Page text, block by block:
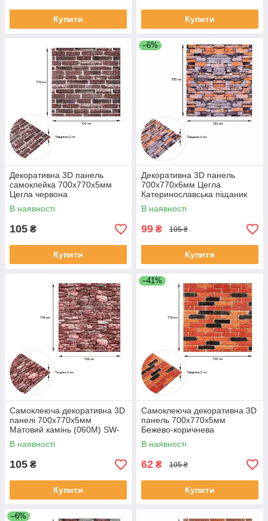
Купити Купити
Декоративна 3D панель
самоклейка 700х770х5мм
Цегла червона
Катеринославська (043) SW-
00000031
В наявності
105 ₴
Купити
–6%
Декоративна 3D панель
700х770х6мм Цегла
Катеринославська піщаник
(045) SW-00000044
В наявності
99 ₴ 105 ₴
Купити
Самоклеюча декоративна 3D
панелі 700х770х5мм
Матовий камінь (060M) SW-
00000635
В наявності
105 ₴
Купити
–41%
Самоклеюча декоративна 3D
панель 700х770х5мм
Бежево-коричнева
Катеринославська матова
цегла (047M) SW-00000636
В наявності
62 ₴ 105 ₴
Купити
–6%